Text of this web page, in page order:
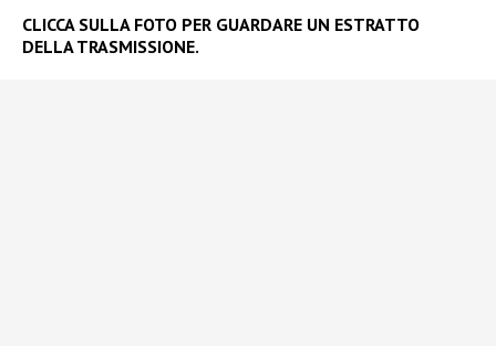
CLICCA SULLA FOTO PER GUARDARE UN ESTRATTO
DELLA TRASMISSIONE.